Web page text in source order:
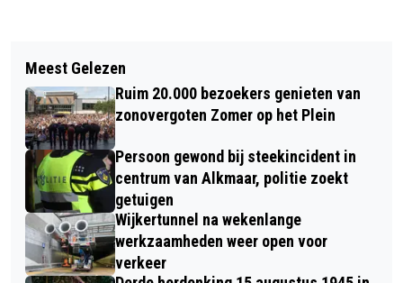
ZUURKOOL EN LAMPIONNEN TIJDENS
ALKMAAR ONTZET
STRATEN IN DE RIJP STARTEN MET
ELEKTRISCH AUTODELEN
Meest Gelezen
Ruim 20.000 bezoekers genieten van
zonovergoten Zomer op het Plein
Persoon gewond bij steekincident in
centrum van Alkmaar, politie zoekt
getuigen
Wijkertunnel na wekenlange
werkzaamheden weer open voor
verkeer